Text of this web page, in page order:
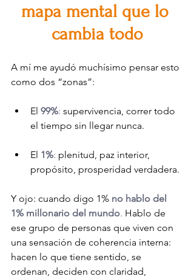
mapa mental que lo
cambia todo
A mí me ayudó muchísimo pensar esto
como dos “zonas”:
El 99%: supervivencia, correr todo
el tiempo sin llegar nunca.
El 1%: plenitud, paz interior,
propósito, prosperidad verdadera.
Y ojo: cuando digo 1% no hablo del
1% millonario del mundo. Hablo de
ese grupo de personas que viven con
una sensación de coherencia interna:
hacen lo que tiene sentido, se
ordenan, deciden con claridad,